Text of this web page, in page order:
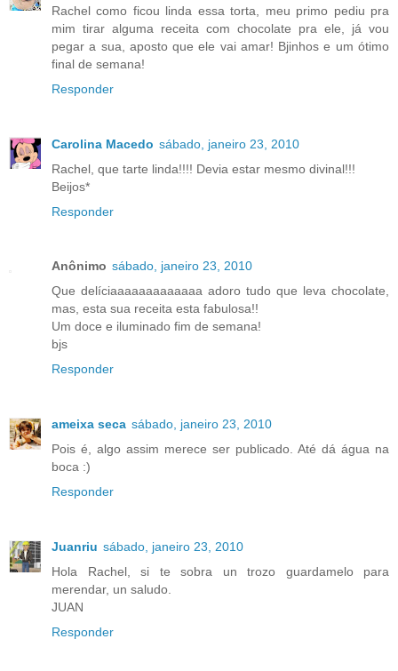
Rachel como ficou linda essa torta, meu primo pediu pra
mim tirar alguma receita com chocolate pra ele, já vou
pegar a sua, aposto que ele vai amar! Bjinhos e um ótimo
final de semana!
Responder
Carolina Macedo sábado, janeiro 23, 2010
Rachel, que tarte linda!!!! Devia estar mesmo divinal!!!
Beijos*
Responder
Anônimo sábado, janeiro 23, 2010
Que delíciaaaaaaaaaaaaa adoro tudo que leva chocolate,
mas, esta sua receita esta fabulosa!!
Um doce e iluminado fim de semana!
bjs
Responder
ameixa seca sábado, janeiro 23, 2010
Pois é, algo assim merece ser publicado. Até dá água na
boca :)
Responder
Juanriu sábado, janeiro 23, 2010
Hola Rachel, si te sobra un trozo guardamelo para
merendar, un saludo.
JUAN
Responder